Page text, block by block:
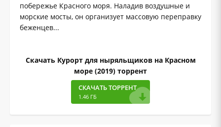
побережье Красного моря. Наладив воздушные и
морские мосты, он организует массовую переправку
беженцев...
Скачать Курорт для ныряльщиков на Красном
море (2019) торрент
СКАЧАТЬ ТОРРЕНТ
1.46 ГБ